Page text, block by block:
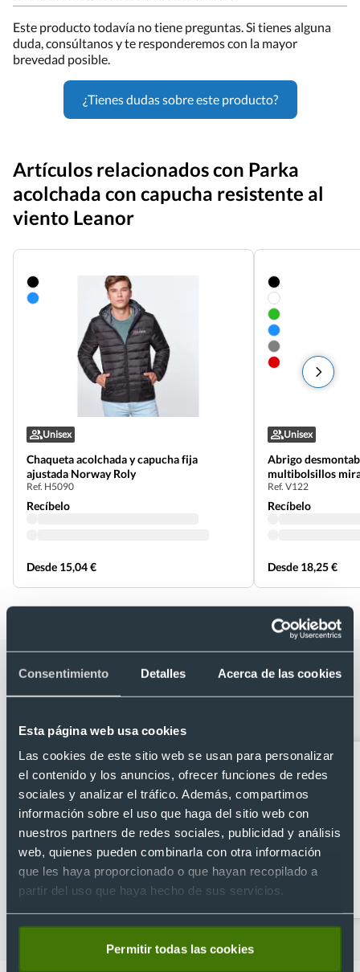
Consentimiento Detalles Acerca de las cookies
Esta página web usa cookies
Las cookies de este sitio web se usan para personalizar
el contenido y los anuncios, ofrecer funciones de redes
sociales y analizar el tráfico. Además, compartimos
información sobre el uso que haga del sitio web con
nuestros partners de redes sociales, publicidad y análisis
web, quienes pueden combinarla con otra información
que les haya proporcionado o que hayan recopilado a
partir del uso que haya hecho de sus servicios.
Permitir todas las cookies
Este producto todavía no tiene preguntas. Si tienes alguna
duda, consúltanos y te responderemos con la mayor
brevedad posible.
¿Tienes dudas sobre este producto?
Artículos relacionados con Parka
acolchada con capucha resistente al
viento Leanor
Unisex
Chaqueta acolchada y capucha fija
ajustada Norway Roly
Ref. H5090
Recíbelo
Desde 15,04 €
Unisex
Abrigo
multibolsillos
Ref. V122
Recíbelo
Desde 18,25 €
Categorías relacionadas con Parka
acolchada con capucha resistente al
Camisetas
personalizadas
Camisetas deportivas
personalizadas